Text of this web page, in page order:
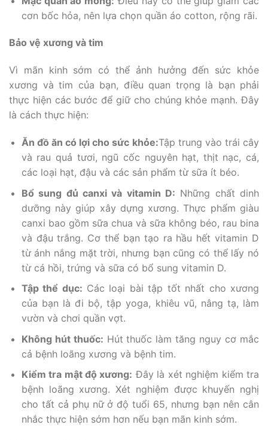
cơn bốc hỏa, nên lựa chọn quần áo cotton, rộng rãi.
Bảo vệ xương và tim
Vì mãn kinh sớm có thể ảnh hưởng đến sức khỏe
xương và tim của bạn, điều quan trọng là bạn phải
thực hiện các bước để giữ cho chúng khỏe mạnh. Đây
là cách thực hiện:
Ăn đồ ăn có lợi cho sức khỏe:Tập trung vào trái cây
và rau quả tươi, ngũ cốc nguyên hạt, thịt nạc, cá,
các loại hạt, đậu và các sản phẩm từ sữa ít béo.
Bổ sung đủ canxi và vitamin D: Những chất dinh
dưỡng này giúp xây dựng xương. Thực phẩm giàu
canxi bao gồm sữa chua và sữa không béo, rau bina
và đậu trắng. Cơ thể bạn tạo ra hầu hết vitamin D
từ ánh nắng mặt trời, nhưng bạn cũng có thể lấy nó
từ cá hồi, trứng và sữa có bổ sung vitamin D.
Tập thể dục: Các loại bài tập tốt nhất cho xương
của bạn là đi bộ, tập yoga, khiêu vũ, nâng tạ, làm
vườn và chơi quần vợt.
Không hút thuốc: Hút thuốc làm tăng nguy cơ mắc
cả bệnh loãng xương và bệnh tim.
Kiểm tra mật độ xương: Đây là xét nghiệm kiểm tra
bệnh loãng xương. Xét nghiệm được khuyến nghị
cho tất cả phụ nữ ở độ tuổi 65, nhưng bạn nên cân
nhắc thực hiện sớm hơn nếu bạn mãn kinh sớm.